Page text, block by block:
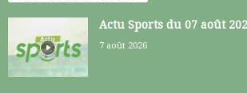
Actu Sports du 07 août
7 août 2026